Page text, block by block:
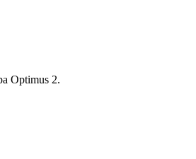
Optimus 2.